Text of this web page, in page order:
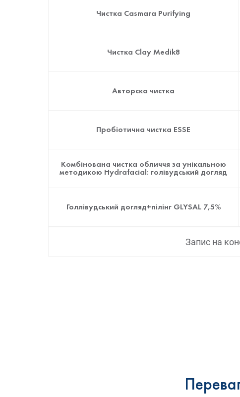
Чистка Casmara Purifying
Чистка Clay Medik8
Авторска чистка
Пробіотична чистка ESSE
Комбінована чистка обличчя за унікальною
методикою Hydrafacial: голівудський догляд
Голлівудський догляд+пілінг GLYSAL 7,5%
Запис на